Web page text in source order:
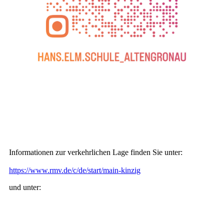
Informationen zur verkehrlichen Lage finden Sie unter:
https://www.rmv.de/c/de/start/main-kinzig
und unter: